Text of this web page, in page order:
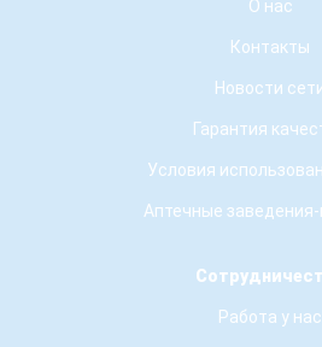
О нас
Контакты
Новости
Гарантия
Условия
Аптечные
Работа у нас